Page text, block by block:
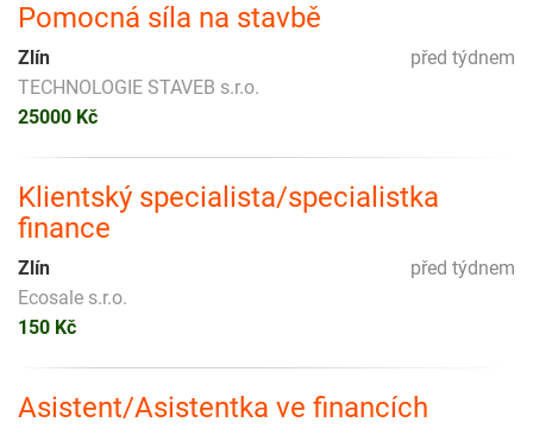
Pomocná síla na stavbě
před týdnem
Zlín
TECHNOLOGIE STAVEB s.r.o.
25000 Kč
Klientský specialista/specialistka
finance
před týdnem
Zlín
Ecosale s.r.o.
150 Kč
Asistent/Asistentka ve financích